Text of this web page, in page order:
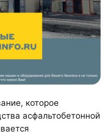
которое
асфальтобетонной